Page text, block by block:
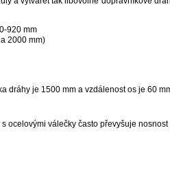
920 mm
2000 mm)
dráhy je 1500 mm a vzdálenost os je 60
ocelovými válečky často převyšuje